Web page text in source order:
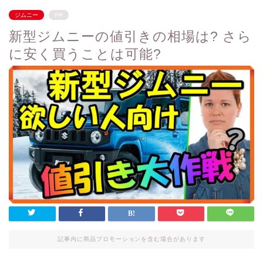
ジムニー PR
新型ジムニーの値引きの相場は? さら
に安く買うことは可能?
記事内に商品プロモーションを含む場合があります